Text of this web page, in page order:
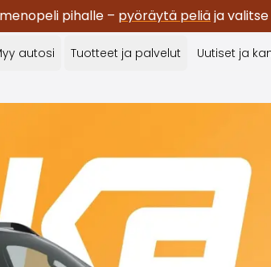
pihalle – pyöräytä peliäja
autosi Tuotteet ja palvelut Uutiset ja